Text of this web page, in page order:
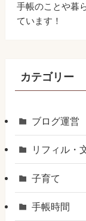
手帳のことや暮
ています！
カテゴリー
ブログ運営
リフィル・
子育て
手帳時間